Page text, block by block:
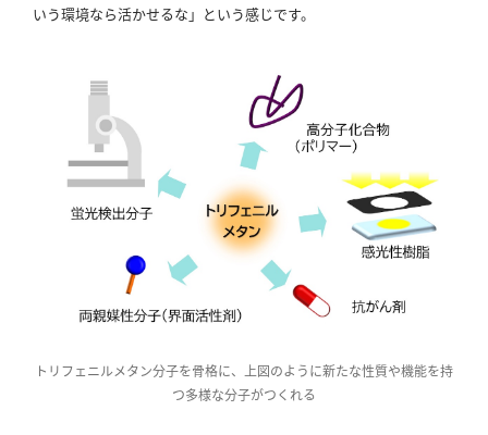
いう環境なら活かせるな」という感じです。
トリフェニルメタン分子を骨格に、上図のように新たな性質や機能を持
つ多様な分子がつくれる